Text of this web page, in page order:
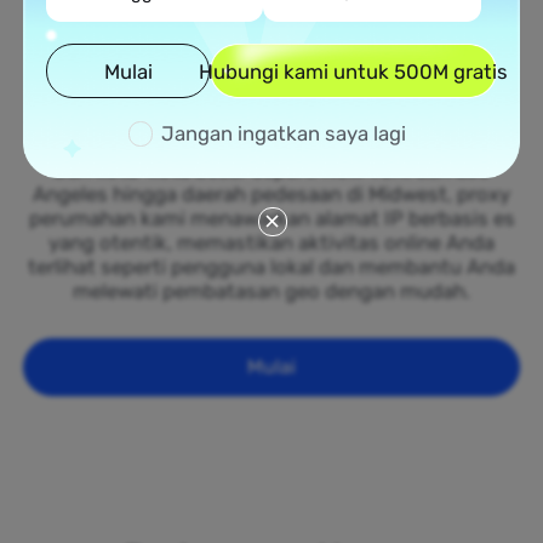
Jaringan Proxy Perumahan
Luas di Spain
Manfaatkan jaringan besar proxy perumahan kami
yang tersebar di seluruh 50 negara bagian Spain.
Angeles hingga daerah pedesaan di Midwest, proxy
perumahan kami menawarkan alamat IP berbasis es
yang otentik, memastikan aktivitas online Anda
terlihat seperti pengguna lokal dan membantu Anda
melewati pembatasan geo dengan mudah.
Mulai
Mulai Hubungi kami untuk 500M gratis
Jangan ingatkan saya lagi